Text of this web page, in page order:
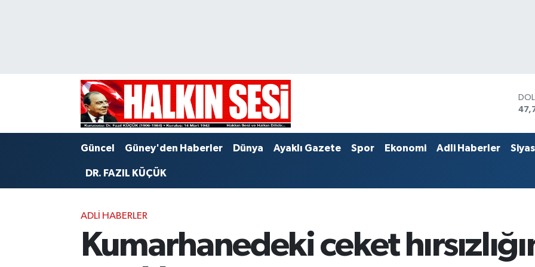
Güncel Güney'den Haberler Dünya Ayaklı Gazete Spor Ekonomi Adli Haberler
DR. FAZIL KÜÇÜK
ADLI HABERLER
Kumarhanedeki ceket
Trafik Durumu
Puan Durumu ve Fikstür